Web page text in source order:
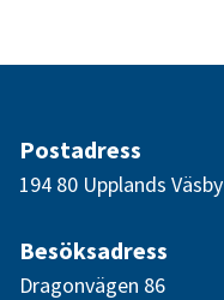
Postadress
194 80 Upplands Väsby
Besöksadress
Dragonvägen 86